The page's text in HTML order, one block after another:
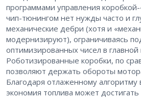
программами управления
чип-тюнингом нет нужды часто и
механические дебри (хотя и
модернизируют), ограничиваясь
оптимизированных чисел в главной
Роботизированные коробки, по
позволяют держать обороты
Благодаря отлаженному
экономия топлива может достигать